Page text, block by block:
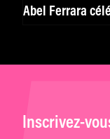
Abel Ferrara
Inscrivez-